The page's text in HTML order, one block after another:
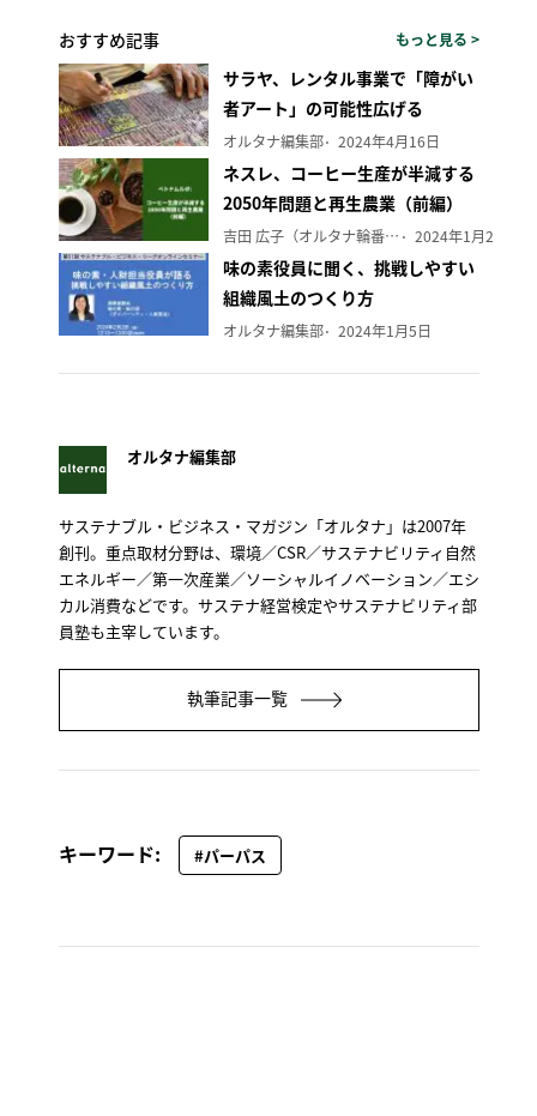
おすすめ記事 もっと見る >
サラヤ、レンタル事業で「障がい
者アート」の可能性広げる
オルタナ編集部 2024年4月16日
ネスレ、コーヒー生産が半減する
2050年問題と再生農業（前編）
吉田 広子（オルタナ輪番編集長） 2024年1月29日
味の素役員に聞く、挑戦しやすい
組織風土のつくり方
オルタナ編集部 2024年1月5日
オルタナ編集部
サステナブル・ビジネス・マガジン「オルタナ」は2007年
創刊。重点取材分野は、環境／CSR／サステナビリティ自然
エネルギー／第一次産業／ソーシャルイノベーション／エシ
カル消費などです。サステナ経営検定やサステナビリティ部
員塾も主宰しています。
執筆記事一覧
キーワード: #パーパス